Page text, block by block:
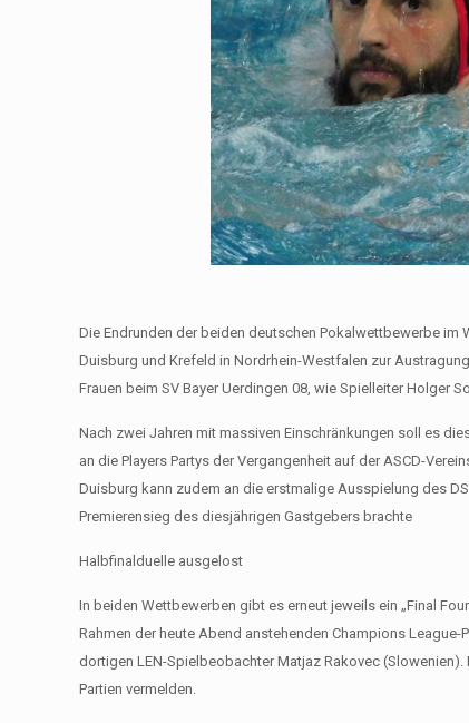
Die Endrunden der beiden deutschen Pokalwettbewerbe
Duisburg und Krefeld in Nordrhein-Westfalen zur
Frauen beim SV Bayer Uerdingen 08, wie Spielleiter Holger
Nach zwei Jahren mit massiven Einschränkungen soll es
an die Players Partys der Vergangenheit auf der ASCD-
Duisburg kann zudem an die erstmalige Ausspielung des
Premierensieg des diesjährigen Gastgebers brachte
Halbfinalduelle ausgelost
In beiden Wettbewerben gibt es erneut jeweils ein „Final
Rahmen der heute Abend anstehenden Champions
dortigen LEN-Spielbeobachter Matjaz Rakovec
Partien vermelden.